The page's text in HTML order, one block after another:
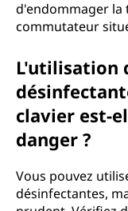
d'endommager la
commutateur
L'utilisation
clavier est-
danger ?
Vous pouvez
désinfectantes,